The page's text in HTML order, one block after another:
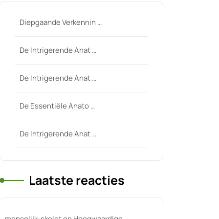
Diepgaande Verkennin …
De Intrigerende Anat …
De Intrigerende Anat …
De Essentiële Anato …
De Intrigerende Anat …
Laatste reacties